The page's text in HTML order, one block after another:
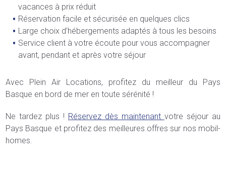
vacances à prix réduit
Réservation facile et sécurisée en quelques clics
Large choix d’hébergements adaptés à tous les besoins
Service client à votre écoute pour vous accompagner
avant, pendant et après votre séjour
Avec Plein Air Locations, profitez du meilleur du Pays
Basque en bord de mer en toute sérénité !
Ne tardez plus ! Réservez dès maintenant votre séjour au
Pays Basque et profitez des meilleures offres sur nos mobil-
homes.